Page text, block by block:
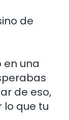
de
en una
de eso,
que tu